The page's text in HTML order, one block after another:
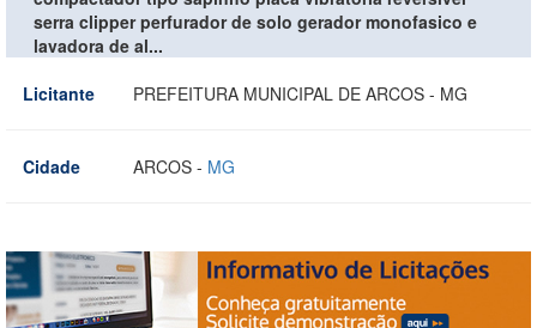
serra clipper perfurador de solo gerador monofasico e
lavadora de al...
Licitante
PREFEITURA MUNICIPAL DE ARCOS - MG
Cidade ARCOS - MG